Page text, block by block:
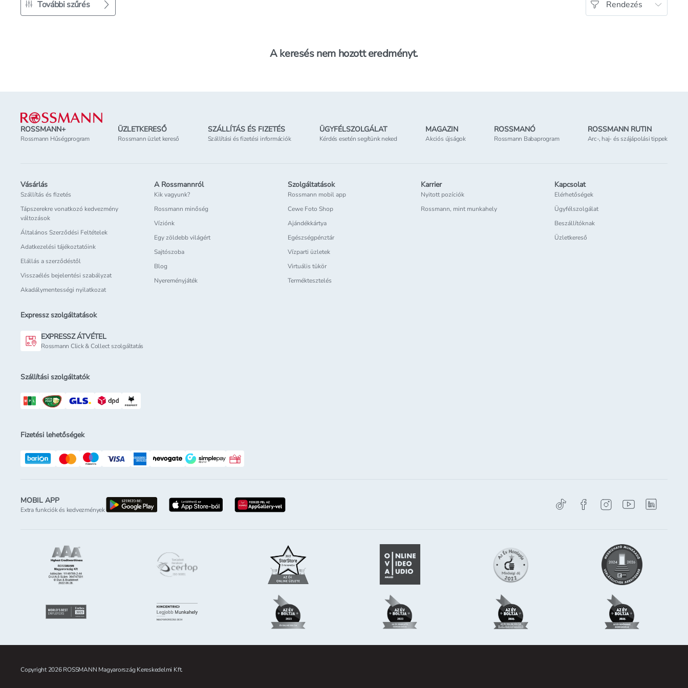
További szűrés Rendezés
A keresés nem hozott eredményt.
Lábléc
ROSSMANN+
Rossmann Hűségprogram
ÜZLETKERESŐ
Rossmann üzlet kereső
SZÁLLÍTÁS ÉS FIZETÉS
Szállítási és fizetési információk
ÜGYFÉLSZOLGÁLAT
Kérdés esetén segítünk neked
MAGAZIN
Akciós újságok
ROSSMANÓ
Rossmann Babaprogram
ROSSMANN RUTIN
Arc-, haj- és szájápolási tippek
Vásárlás
Szállítás és fizetés
Tápszerekre vonatkozó kedvezmény
változások
Általános Szerződési Feltételek
Adatkezelési tájékoztatóink
Elállás a szerződéstől
Visszaélés bejelentési szabályzat
Akadálymentességi nyilatkozat
A Rossmannról
Kik vagyunk?
Rossmann minőség
Víziónk
Egy zöldebb világért
Sajtószoba
Blog
Nyereményjáték
Szolgáltatások
Rossmann mobil app
Cewe Foto Shop
Ajándékkártya
Egészségpénztár
Vízparti üzletek
Virtuális tükör
Terméktesztelés
Karrier
Nyitott pozíciók
Rossmann, mint munkahely
Kapcsolat
Elérhetőségek
Ügyfélszolgálat
Beszállítóknak
Üzletkereső
Expressz szolgáltatások
EXPRESSZ ÁTVÉTEL
Rossmann Click & Collect szolgáltatás
Szállítási szolgáltatók
Fizetési lehetőségek
Rossmann ajándékkártya
MOBIL APP
Extra funkciók és kedvezmények
letöltés a google-play-rölletöltés az app-store-bólletöltés huawei app-galery-böl
Copyright 2026 ROSSMANN Magyarország Kereskedelmi Kft.